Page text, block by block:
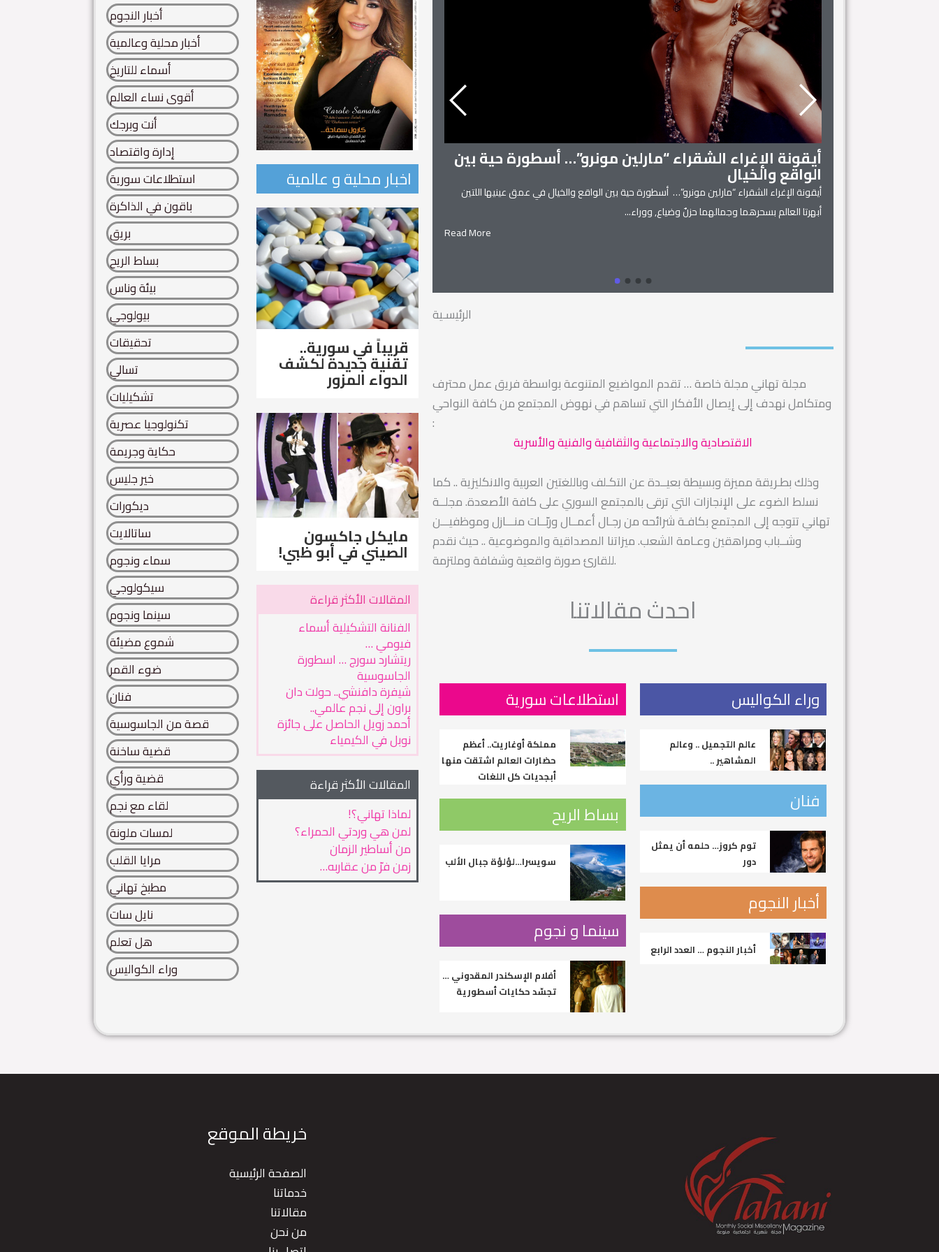
أخبار النجوم
أخبار محلية وعالمية
أسماء للتاريخ
أقوى نساء العالم
أنت وبرجك
إدارة واقتصاد
استطلاعات سورية
باقون في الذاكرة
بريق
بساط الريح
بيئة وناس
بيولوجي
تحقيقات
تسالي
تشكيليات
تكنولوجيا عصرية
حكاية وجريمة
خير جليس
ديكورات
ساتالايت
سماء ونجوم
سيكولوجي
سينما ونجوم
شموع مضيئة
ضوء القمر
فنان
قصة من الجاسوسية
قضية ساخنة
قضية ورأي
لقاء مع نجم
لمسات ملونة
مرايا القلب
مطبخ تهاني
نايل سات
هل تعلم
وراء الكواليس
اخبار محلية و عالمية
قريباً في سورية..
تقنية جديدة لكشف
الدواء المزور
مايكل جاكسون
الصيني في أبو ظبي!
المقالات الأكثر قراءة
الفنانة التشكيلية أسماء
فيومي …
ريتشارد سورج … اسطورة
الجاسوسية
شيفرة دافنشي.. حولت دان
براون إلى نجم عالمي..
أحمد زويل الحاصل على جائزة
نوبل في الكيمياء
المقالات الأكثر قراءة
لماذا تهاني؟!
لمن هي وردتي الحمراء؟
من أساطير الزمان
زمن فرّ من عقاربه…
زنوبيا… ملكة تدمر واحدة من أساطير سورية..
زنوبيا… ملكة تدمر واحدة من أساطير سورية.. تنتفض كائنات الحروف.. من هنا.. يتقاطر عطر الخلود..
يعانق السماء.. ويهجو الطريق.. إلياذة...
Read More
أيقونة الإغراء الشقراء “مارلين مونرو”… أسطورة حية بين
الواقع والخيال
أيقونة الإغراء الشقراء “مارلين مونرو”… أسطورة حية بين الواقع والخيال في عمق عينيها اللتين
أبهرتا العالم بسحرهما وجمالهما حزنٌ وضياع, ووراء...
Read More
الرئيسـية
مجلة تهاني مجلة خاصة … تقدم المواضيع المتنوعة بواسطة فريق عمل محترف
ومتكامل نهدف إلى إيصال الأفكار التي تساهم في نهوض المجتمع من كافة النواحي
:
الاقتصادية والاجتماعية والثقافية والفنية والأسرية
وذلك بطـريقة مميزة وبسيطة بعيــدة عن التكـلف وباللغتين العربية والانكليزية .. كما
نسلط الضوء على الإنجازات التي ترقى بالمجتمع السوري على كافة الأصعدة. مجلــة
تهاني تتوجه إلى المجتمع بكافـة شرائحه من رجـال أعمــال وربّــات منـــازل وموظفيـــن
وشــباب ومراهقين وعـامة الشعب. ميزاتنا المصداقية والموضوعية .. حيث نقدم
للقارئ صورة واقعية وشفافة وملتزمة.
احدث مقالاتنا
استطلاعات سورية
مملكة أوغاريت.. أعظم
حضارات العالم اشتقت منها
أبجديات كل اللغات
بساط الريح
سويسرا…لؤلؤة جبال الألب
سينما و نجوم
أفلام الإسكندر المقدوني …
تجسّد حكايات أسطورية
وراء الكواليس
عالم التجميل .. وعالم
المشاهير ..
فنان
توم كروز… حلمه أن يمثل
دور
أخبار النجوم
أخبار النجوم … العدد الرابع
خريطة الموقع
الصفحة الرئيسية
خدماتنا
مقالاتنا
من نحن